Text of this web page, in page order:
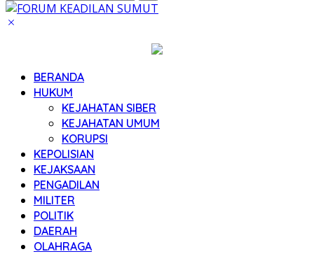
BERANDA
HUKUM
KEJAHATAN SIBER
KEJAHATAN UMUM
KORUPSI
KEPOLISIAN
KEJAKSAAN
PENGADILAN
MILITER
POLITIK
DAERAH
OLAHRAGA